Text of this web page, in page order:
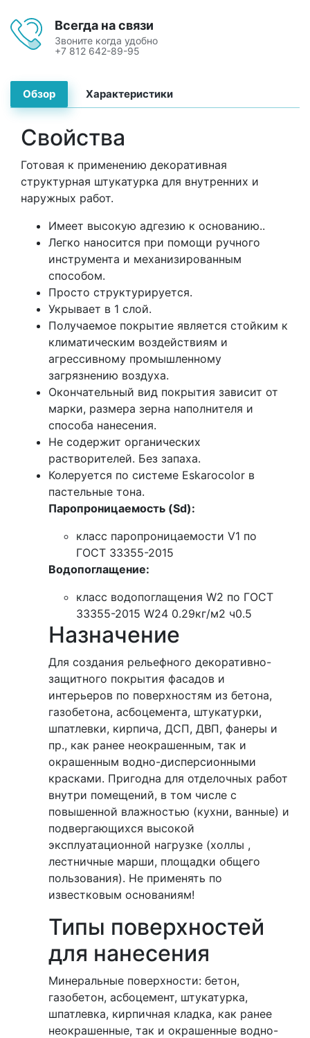
Всегда на связи
Звоните когда удобно
+7 812 642-89-95
Обзор Характеристики
Свойства
Готовая к применению декоративная
структурная штукатурка для внутренних и
наружных работ.
Имеет высокую адгезию к основанию..
Легко наносится при помощи ручного
инструмента и механизированным
способом.
Просто структурируется.
Укрывает в 1 слой.
Получаемое покрытие является стойким к
климатическим воздействиям и
агрессивному промышленному
загрязнению воздуха.
Окончательный вид покрытия зависит от
марки, размера зерна наполнителя и
способа нанесения.
Не содержит органических
растворителей. Без запаха.
Колеруется по системе Eskarocolor в
пастельные тона.
Паропроницаемость (Sd):
класс паропроницаемости V1 по
ГОСТ 33355-2015
Водопоглащение:
класс водопоглащения W2 по ГОСТ
33355-2015 W24 0.29кг/м2 ч0.5
Назначение
Для создания рельефного декоративно-
защитного покрытия фасадов и
интерьеров по поверхностям из бетона,
газобетона, асбоцемента, штукатурки,
шпатлевки, кирпича, ДСП, ДВП, фанеры и
пр., как ранее неокрашенным, так и
окрашенным водно-дисперсионными
красками. Пригодна для отделочных работ
внутри помещений, в том числе с
повышенной влажностью (кухни, ванные) и
подвергающихся высокой
эксплуатационной нагрузке (холлы ,
лестничные марши, площадки общего
пользования). Не применять по
известковым основаниям!
Типы поверхностей
для нанесения
Минеральные поверхности: бетон,
газобетон, асбоцемент, штукатурка,
шпатлевка, кирпичная кладка, как ранее
неокрашенные, так и окрашенные водно-